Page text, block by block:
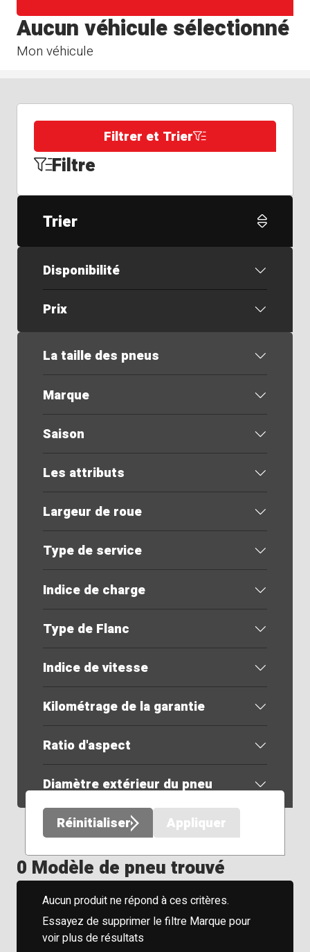
Mon véhicule
Aucun véhicule sélectionné
Filtrer et Trier
Filtre
Trier
Disponibilité
Prix
La taille des pneus
Marque
Saison
Les attributs
Largeur de roue
Type de service
Indice de charge
Type de Flanc
Indice de vitesse
Kilométrage de la garantie
Ratio d'aspect
Diamètre extérieur du pneu
Réinitialiser
Appliquer
0 Modèle de pneu trouvé
Aucun produit ne répond à ces critères.
Essayez de supprimer le filtre Marque pour
voir plus de résultats